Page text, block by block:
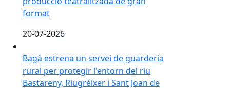
format
20-07-2026
Bagà estrena un servei de guarderia
rural per protegir l'entorn del riu
Bastareny, Riugréixer i Sant Joan de